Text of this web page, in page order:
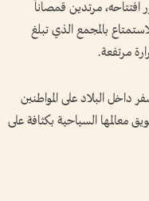
افتتاحه، مرتدين قمصاناً
بالمجمع الذي تبلغ
البلاد على المواطنين
معالمها السياحية بكثافة على